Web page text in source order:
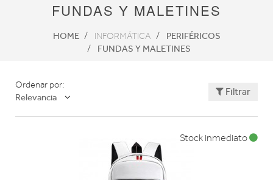
FUNDAS Y MALETINES
HOME INFORMÁTICA
PERIFÉRICOS
FUNDAS Y MALETINES
Ordenar por:
Relevancia
Filtrar
Stock inmediato